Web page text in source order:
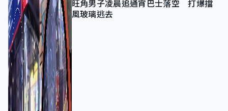
旺角男子凌晨追通宵巴士落空 打爆擋
風玻璃逃去